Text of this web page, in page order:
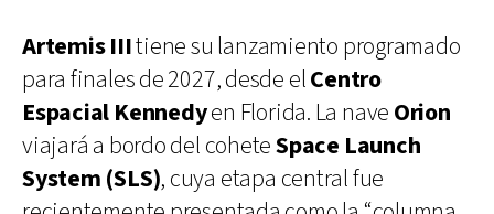
Artemis IIItiene su lanzamiento programado
para finales de 2027, desde elCentro
Espacial Kennedyen Florida. La nave Orion
viajará a bordo del coheteSpace Launch
System (SLS), cuya etapa central fue